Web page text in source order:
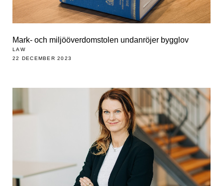
Mark- och miljööverdomstolen undanröjer bygglov
LAW
22 DECEMBER 2023